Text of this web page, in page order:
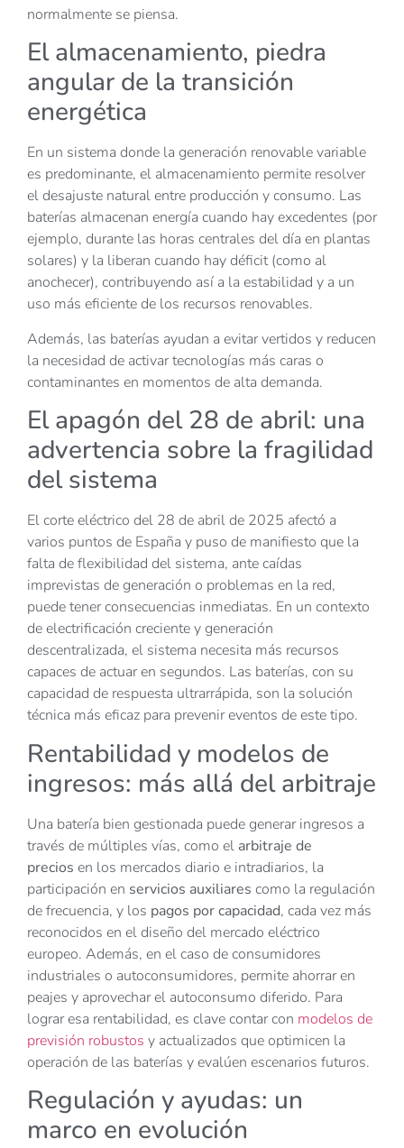
normalmente se piensa.
El almacenamiento, piedra
angular de la transición
energética
En un sistema donde la generación renovable variable
es predominante, el almacenamiento permite resolver
el desajuste natural entre producción y consumo. Las
baterías almacenan energía cuando hay excedentes (por
ejemplo, durante las horas centrales del día en plantas
solares) y la liberan cuando hay déficit (como al
anochecer), contribuyendo así a la estabilidad y a un
uso más eficiente de los recursos renovables.
Además, las baterías ayudan a evitar vertidos y reducen
la necesidad de activar tecnologías más caras o
contaminantes en momentos de alta demanda.
El apagón del 28 de abril: una
advertencia sobre la fragilidad
del sistema
El corte eléctrico del 28 de abril de 2025 afectó a
varios puntos de España y puso de manifiesto que la
falta de flexibilidad del sistema, ante caídas
imprevistas de generación o problemas en la red,
puede tener consecuencias inmediatas. En un contexto
de electrificación creciente y generación
descentralizada, el sistema necesita más recursos
capaces de actuar en segundos. Las baterías, con su
capacidad de respuesta ultrarrápida, son la solución
técnica más eficaz para prevenir eventos de este tipo.
Rentabilidad y modelos de
ingresos: más allá del arbitraje
Una batería bien gestionada puede generar ingresos a
través de múltiples vías, como el arbitraje de
precios en los mercados diario e intradiarios, la
participación en servicios auxiliares como la regulación
de frecuencia, y los pagos por capacidad, cada vez más
reconocidos en el diseño del mercado eléctrico
europeo. Además, en el caso de consumidores
industriales o autoconsumidores, permite ahorrar en
peajes y aprovechar el autoconsumo diferido. Para
lograr esa rentabilidad, es clave contar con modelos de
previsión robustos y actualizados que optimicen la
operación de las baterías y evalúen escenarios futuros.
Regulación y ayudas: un
marco en evolución